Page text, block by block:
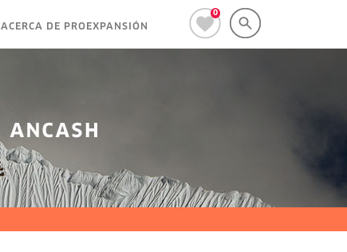
0
ACERCA DE PROEXPANSIÓN